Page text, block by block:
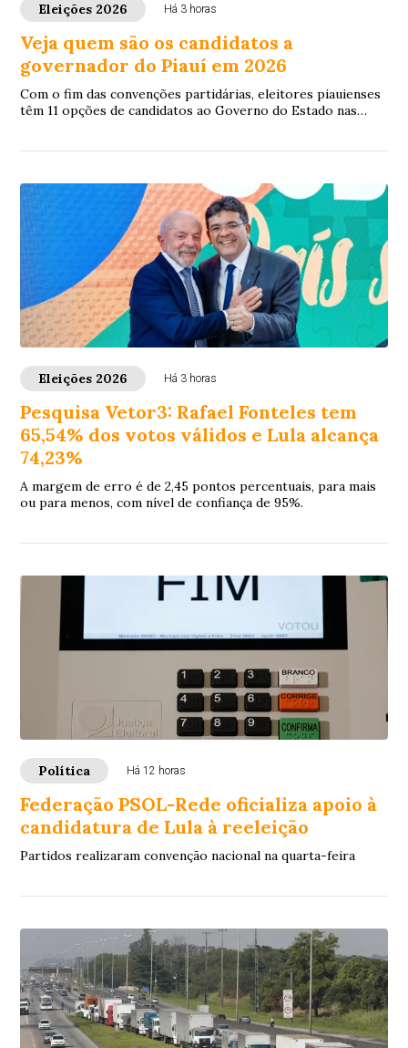
Eleições 2026 Há 3 horas
Veja quem são os candidatos a
governador do Piauí em 2026
Com o fim das convenções partidárias, eleitores piauienses
têm 11 opções de candidatos ao Governo do Estado nas
Eleições 2026 Há 3 horas
Pesquisa Vetor3: Rafael Fonteles tem
65,54% dos votos válidos e Lula alcança
74,23%
A margem de erro é de 2,45 pontos percentuais, para mais
ou para menos, com nível de confiança de 95%.
Política Há 12 horas
Federação PSOL-Rede oficializa apoio à
candidatura de Lula à reeleição
Partidos realizaram convenção nacional na quarta-feira